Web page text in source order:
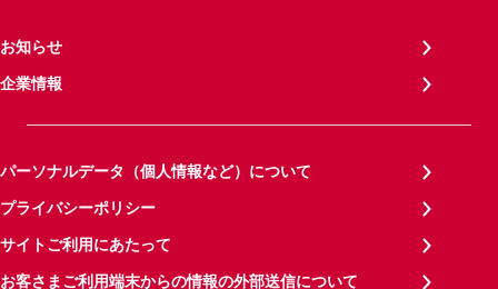
お知らせ
企業情報
パーソナルデータ（個人情報など）について
プライバシーポリシー
サイトご利用にあたって
お客さまご利用端末からの情報の外部送信について